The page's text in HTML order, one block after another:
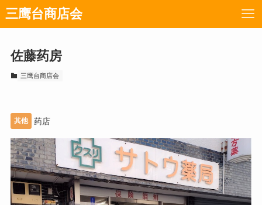
三鹰台商店会
佐藤药房
三鹰台商店会
其他 药店